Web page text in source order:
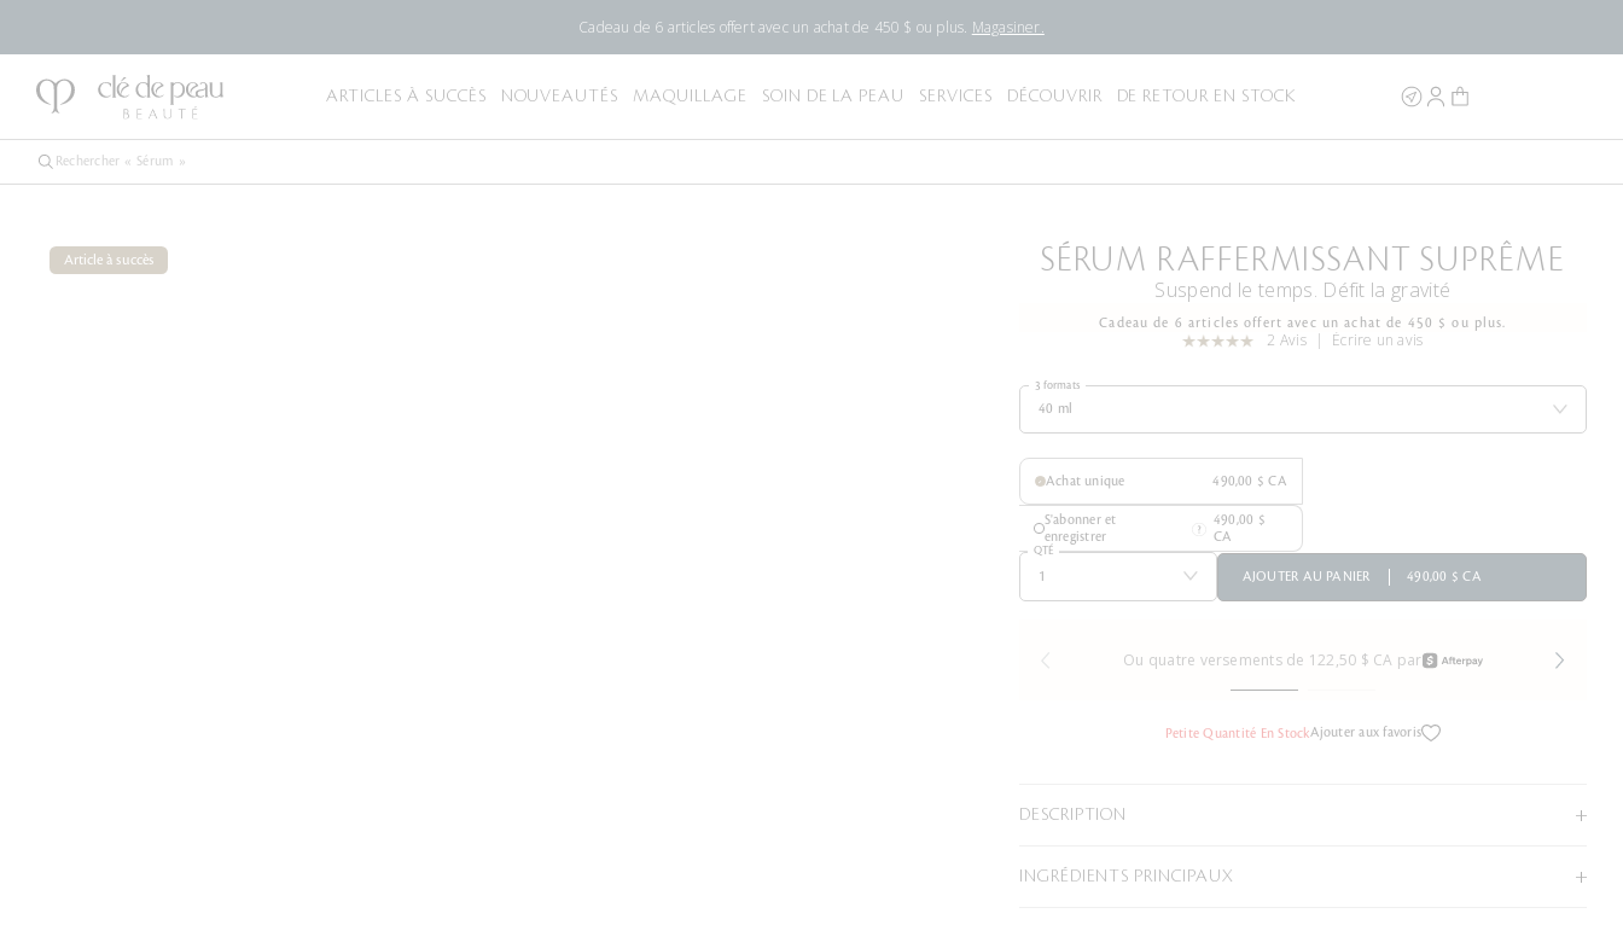
Cadeau de 6 articles offert avec un achat de 450 $ ou plus. Magasiner.
ARTICLES À SUCCÈS NOUVEAUTÉS MAQUILLAGE SOIN DE LA PEAU SERVICES DÉCOUVRIR DE RETOUR EN STOCK
Article à succès SÉRUM RAFFERMISSANT SUPRÊME
Suspend le temps. Défit la gravité
Cadeau de 6 articles offert avec un achat de 450 $ ou plus.
2 Avis Écrire un avis
3 formats
40 ml
Achat unique 490,00 $ CA
S'abonner et
enregistrer
490,00 $
CA
QTÉ
AJOUTER AU PANIER 490,00 $ CA
Ou quatre versements de 122,50 $ CA par
Petite Quantité En StockAjouter aux favoris
DESCRIPTION
INGRÉDIENTS PRINCIPAUX